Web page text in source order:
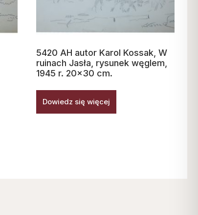
5420 AH autor Karol Kossak, W
ruinach Jasła, rysunek węglem,
1945 r. 20×30 cm.
Dowiedz się więcej